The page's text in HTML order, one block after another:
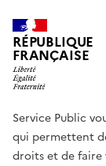
RÉPUBLIQUE
FRANÇAISE
Service Public
qui permettent
droits et de faire